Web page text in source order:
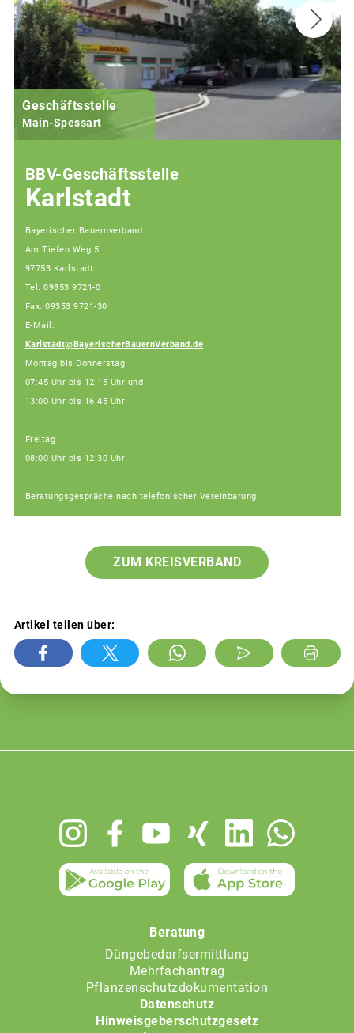
Geschäftsstelle
Main-Spessart
BBV-Geschäftsstelle
Karlstadt
Bayerischer Bauernverband
Am Tiefen Weg 5
97753 Karlstadt
Tel: 09353 9721-0
Fax: 09353 9721-30
E-Mail:
Karlstadt@BayerischerBauernVerband.de
Montag bis Donnerstag
07:45 Uhr bis 12:15 Uhr und
13:00 Uhr bis 16:45 Uhr
Freitag
08:00 Uhr bis 12:30 Uhr
Beratungsgespräche nach telefonischer Vereinbarung
ZUM KREISVERBAND
Artikel teilen über:
Beratung
Düngebedarfsermittlung
Mehrfachantrag
Pflanzenschutzdokumentation
Datenschutz
Hinweisgeberschutzgesetz